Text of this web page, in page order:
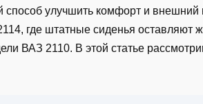
улучшить комфорт и внешний
где штатные сиденья оставляют
ВАЗ 2110. В этой статье